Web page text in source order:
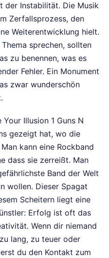
der Instabilität. Die Musik
Zerfallsprozess, den
Weiterentwicklung hielt.
sprechen, sollten
zu benennen, was es
Fehler. Ein Monument
zwar wunderschön
Illusion 1 Guns N
gezeigt hat, wo die
kann eine Rockband
dass sie zerreißt. Man
Band der Welt
wollen. Dieser Spagat
Scheitern liegt eine
Erfolg ist oft das
Wenn dir niemand
lang, zu teuer oder
du den Kontakt zum